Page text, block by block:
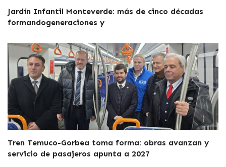
Jardín Infantil Monteverde: más de cinco décadas
formandogeneraciones y
Tren Temuco-Gorbea toma forma: obras avanzan y
servicio de pasajeros apunta a 2027